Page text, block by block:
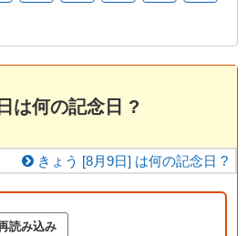
は何の記念日 ?
きょう [8月9日] は何の記念日 ?